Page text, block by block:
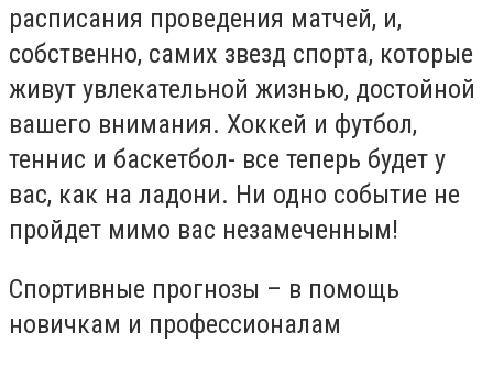
расписания проведения матчей, и,
собственно, самих звезд спорта, которые
живут увлекательной жизнью, достойной
вашего внимания. Хоккей и футбол,
теннис и баскетбол- все теперь будет у
вас, как на ладони. Ни одно событие не
пройдет мимо вас незамеченным!
Спортивные прогнозы – в помощь
новичкам и профессионалам